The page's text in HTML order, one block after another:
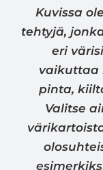
Kuvissa
tehtyjä,
eri
vaikuttaa
pinta,
Valitse